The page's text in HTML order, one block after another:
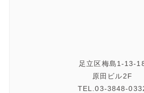
足立区梅島1-13-
原田ビル2F
TEL.03-3848-